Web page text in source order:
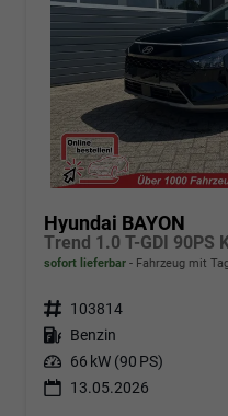
Hyundai BAYON
sofort lieferbar Fahrzeug mit
Fahrzeugnr. 103814
Kraftstoff Benzin
Leistung 66 kW (90 PS)
13.05.2026